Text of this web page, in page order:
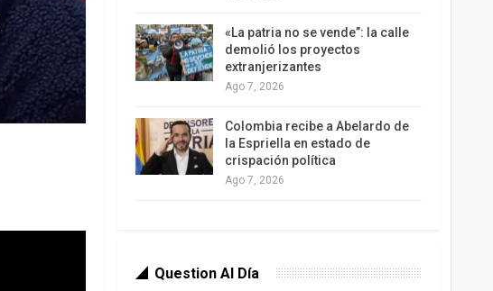
«La patria no se vende”: la calle
demolió los proyectos
extranjerizantes
Ago 7, 2026
Colombia recibe a Abelardo de
la Espriella en estado de
crispación política
Ago 7, 2026
Question Al Día